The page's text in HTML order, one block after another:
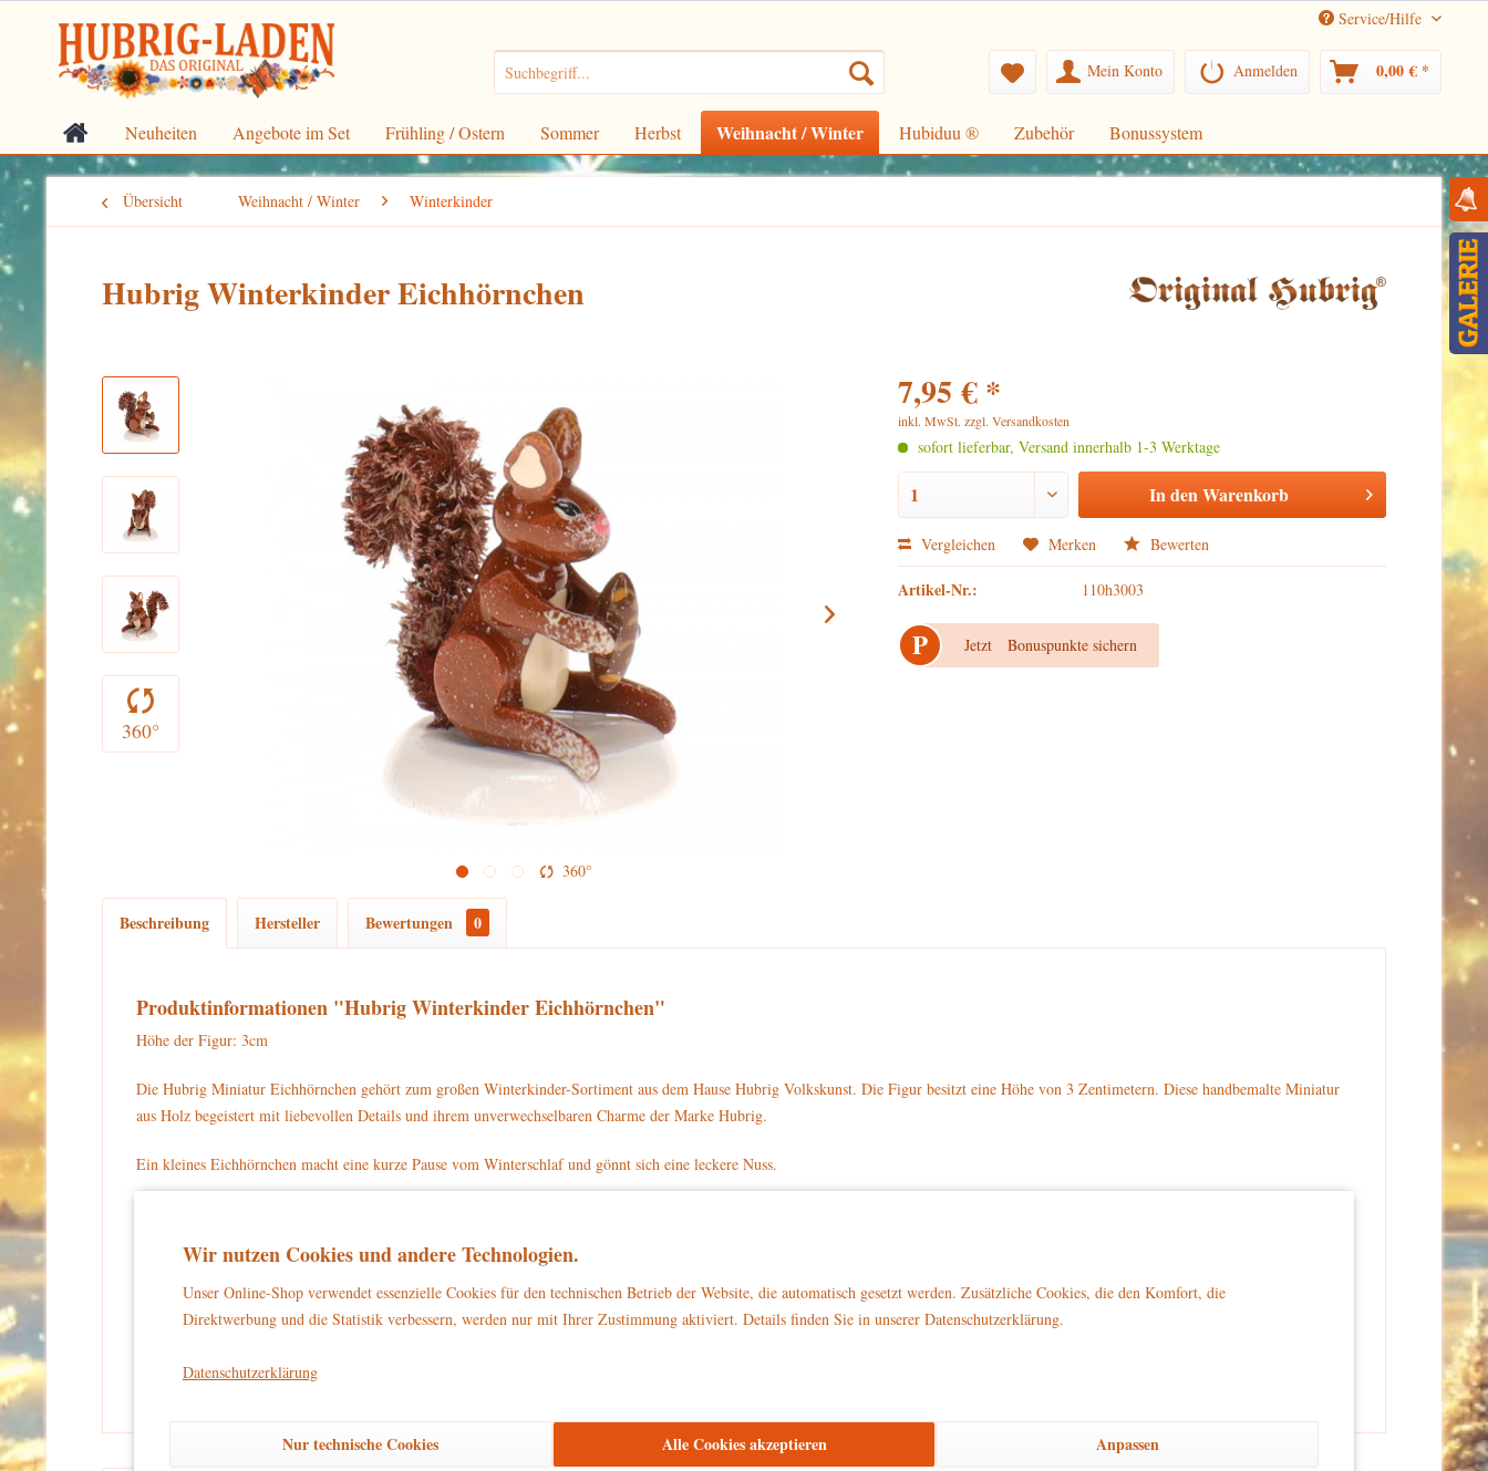
Service/Hilfe
Mein Konto Anmelden 0,00 € *
Neuheiten Angebote im Set Frühling / Ostern Sommer Herbst Weihnacht / Winter Hubiduu ® Zubehör Bonussystem
Übersicht Weihnacht / Winter Winterkinder
Hubrig Winterkinder Eichhörnchen
360°
360°
7,95 € *
inkl. MwSt.zzgl. Versandkosten
sofort lieferbar, Versand innerhalb 1-3 Werktage
In denWarenkorb
Vergleichen Merken Bewerten
Artikel-Nr.: 110h3003
P Jetzt Bonuspunkte sichern
Beschreibung Hersteller Bewertungen 0
Produktinformationen "Hubrig Winterkinder Eichhörnchen"
Höhe der Figur: 3cm
Die Hubrig Miniatur Eichhörnchen gehört zum großen Winterkinder-Sortiment aus dem Hause Hubrig Volkskunst. Die Figur besitzt eine Höhe von 3 Zentimetern. Diese handbemalte Miniatur
aus Holz begeistert mit liebevollen Details und ihrem unverwechselbaren Charme der Marke Hubrig.
Ein kleines Eichhörnchen macht eine kurze Pause vom Winterschlaf und gönnt sich eine leckere Nuss.
Für Ihre Sammlung können Sie die Hubrig Miniatur Eichhörnchen mit der Artikelnummer 110h3003 direkt auf www.hubrig-laden.de bestellen.
Warnhinweise und Sicherheitsinformationen:
und unbeschwertes Dekorieren zu gewährleisten.
Wir nutzen Cookies und andere Technologien.
Unser Online-Shop verwendet essenzielle Cookies für den technischen Betrieb der Website, die automatisch gesetzt werden. Zusätzliche Cookies, die den Komfort, die
Direktwerbung und die Statistik verbessern, werden nur mit Ihrer Zustimmung aktiviert. Details finden Sie in unserer Datenschutzerklärung.
Datenschutzerklärung
Nur technische Cookies Alle Cookies akzeptieren Anpassen